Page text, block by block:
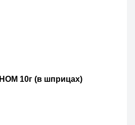
10г (в шприцах)